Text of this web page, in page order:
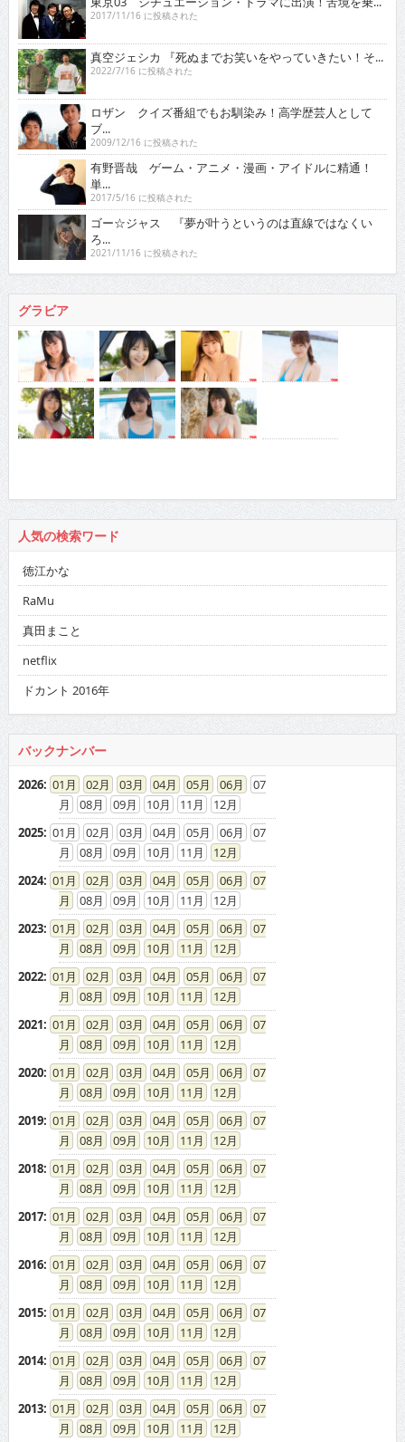
2017/11/16 に投稿された
真空ジェシカ 『死ぬまでお笑いをやっていきたい！そ...
2022/7/16 に投稿された
ロザン クイズ番組でもお馴染み！高学歴芸人として
ブ...
2009/12/16 に投稿された
有野晋哉 ゲーム・アニメ・漫画・アイドルに精通！
単...
2017/5/16 に投稿された
ゴー☆ジャス 『夢が叶うというのは直線ではなくい
ろ...
2021/11/16 に投稿された
グラビア
人気の検索ワード
徳江かな
RaMu
真田まこと
netflix
ドカント 2016年
バックナンバー
2026: 01 02 03 04 05 06
07
08
09 10 11
12
2025: 01 02 03 04 05 06
07
08
09 10 11
12
2024: 01 02 03 04 05 06
07
08
09 10 11
12
2023: 01 02 03 04 05 06
07
08
09 10 11
12
2022: 01 02 03 04 05 06
07
08
09 10 11
12
2021: 01 02 03 04 05 06
07
08
09 10 11
12
2020: 01 02 03 04 05 06
07
08
09 10 11
12
2019: 01 02 03 04 05 06
07
08
09 10 11
12
2018: 01 02 03 04 05 06
07
08
09 10 11
12
2017: 01 02 03 04 05 06
07
08
09 10 11
12
2016: 01 02 03 04 05 06
07
08
09 10 11
12
2015: 01 02 03 04 05 06
07
08
09 10 11
12
2014: 01 02 03 04 05 06
07
08
09 10 11
12
2013: 01 02 03 04 05 06
07
08
09 10 11
12